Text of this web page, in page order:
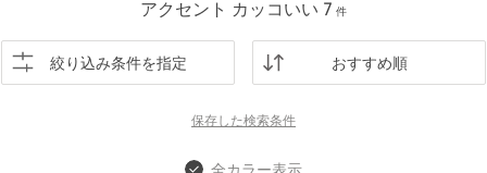
アクセント カッコいい 7 件
絞り込み条件を指定 おすすめ順
保存した検索条件